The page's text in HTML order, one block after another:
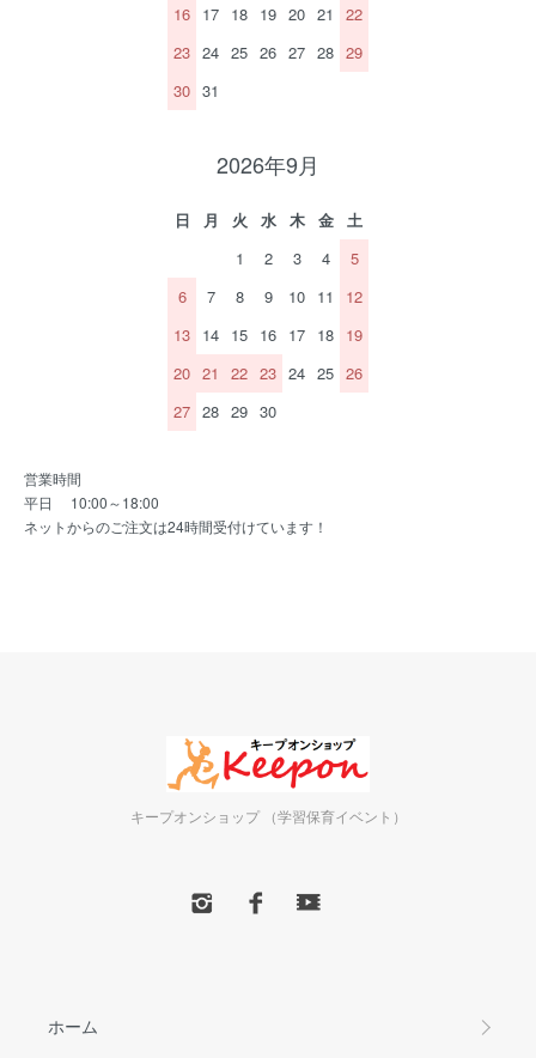
16 17 18 19 20 21
22
23 24 25 26 27 28 29
30 31
2026年9月
日 月 火 水 木 金
土
1
2 3 4
5
6
7 8 9 10 11
12
13 14 15 16 17 18 19
20 21 22 23 24 25 26
27 28 29 30
営業時間
平日 10:00～18:00
ネットからのご注文は24時間受付けています！
キープオンショップ （学習保育イベント）
ホーム